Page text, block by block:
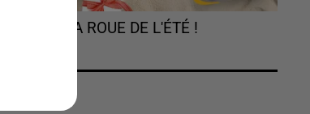
TOURNEZ LA ROUE DE L'ÉTÉ !